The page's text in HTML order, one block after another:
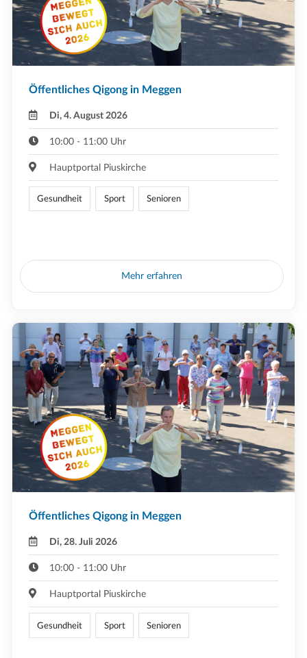
Öffentliches Qigong in Meggen
Di, 4. August 2026
10:00 - 11:00 Uhr
Hauptportal Piuskirche
Gesundheit Sport Senioren
Mehr erfahren
Öffentliches Qigong in Meggen
Di, 28. Juli 2026
10:00 - 11:00 Uhr
Hauptportal Piuskirche
Gesundheit Sport Senioren